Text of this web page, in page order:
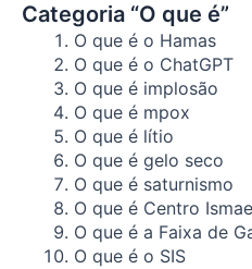
Categoria “O que é”
O que é o Hamas
O que é o ChatGPT
O que é implosão
O que é mpox
O que é lítio
O que é gelo seco
O que é saturnismo
O que é Centro
O que é a Faixa de
O que é o SIS